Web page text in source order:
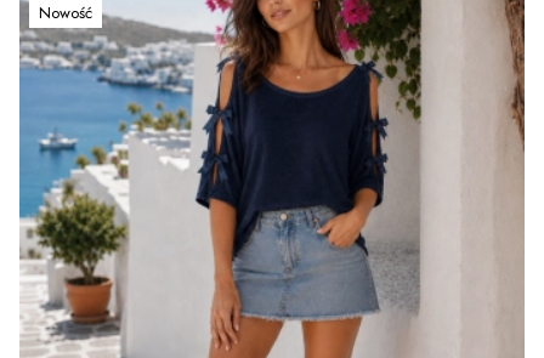
Nowość